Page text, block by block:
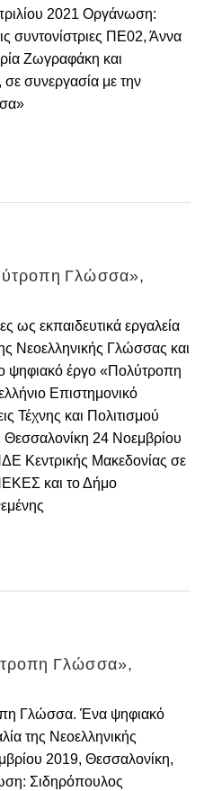
2021 Οργάνωση:
συντονίστριες ΠΕ02, Άννα
Ζωγραφάκη και
σε συνεργασία με την
Γλώσσα»,
ως εκπαιδευτικά εργαλεία
Νεοελληνικής Γλώσσας και
ψηφιακό έργο «Πολύτροπη
Επιστημονικό
Τέχνης και Πολιτισμού
24 Νοεμβρίου
Κεντρικής Μακεδονίας σε
και το Δήμο
Γλώσσα»,
Γλώσσα. Ένα ψηφιακό
της Νεοελληνικής
2019, Θεσσαλονίκη,
Σιδηρόπουλος